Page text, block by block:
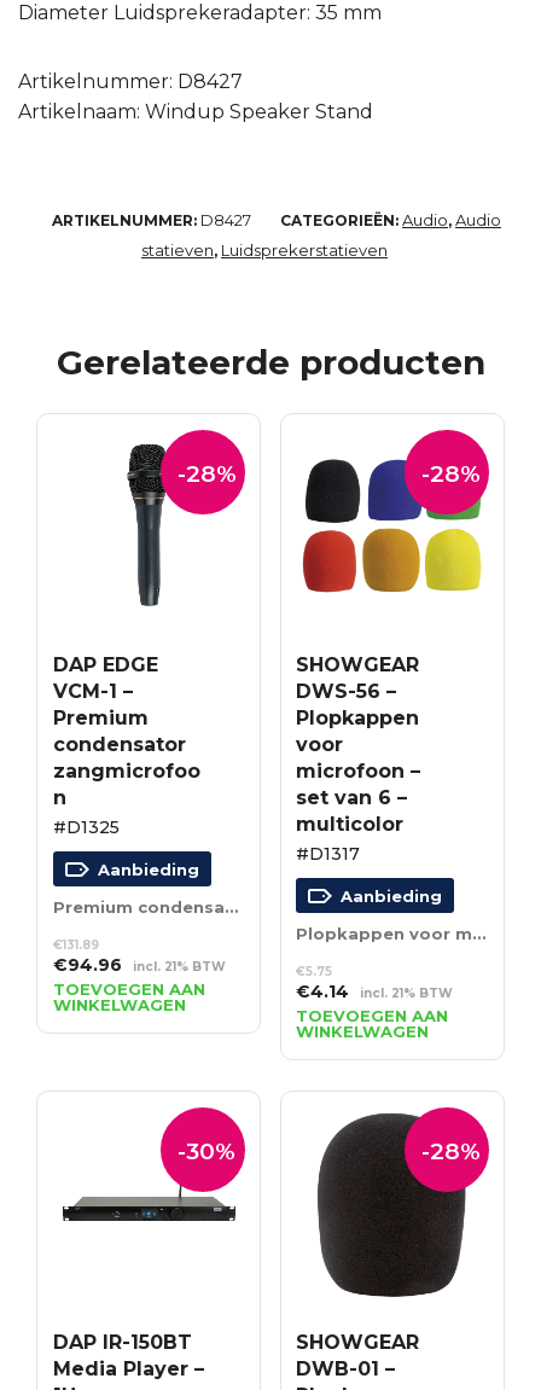
Diameter Luidsprekeradapter: 35 mm
Artikelnummer: D8427
Artikelnaam: Windup Speaker Stand
ARTIKELNUMMER: D8427 CATEGORIEËN: Audio, Audio
statieven, Luidsprekerstatieven
Gerelateerde producten
-28%
DAP EDGE
VCM-1 –
Premium
condensator
zangmicrofoo
n
#D1325
Aanbieding
Premium condensator zangmicrofoon
€131.89
Oorspronkelijke
prijs
was:
€131.89.
€94.96Huidige
prijs
is:
€94.96.
incl. 21% BTW
TOEVOEGEN AAN
WINKELWAGEN
-28%
SHOWGEAR
DWS-56 –
Plopkappen
voor
microfoon –
set van 6 –
multicolor
#D1317
Aanbieding
Plopkappen voor microfoon – set van 6 – multicolor
€5.75
Oorspronkelijke
prijs
was:
€5.75.
€4.14 Huidige
prijs
is:
€4.14.
incl. 21% BTW
TOEVOEGEN AAN
WINKELWAGEN
-30%
DAP IR-150BT
Media Player –
-28%
SHOWGEAR
DWB-01 –